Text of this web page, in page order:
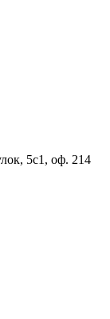
5с1, оф. 214